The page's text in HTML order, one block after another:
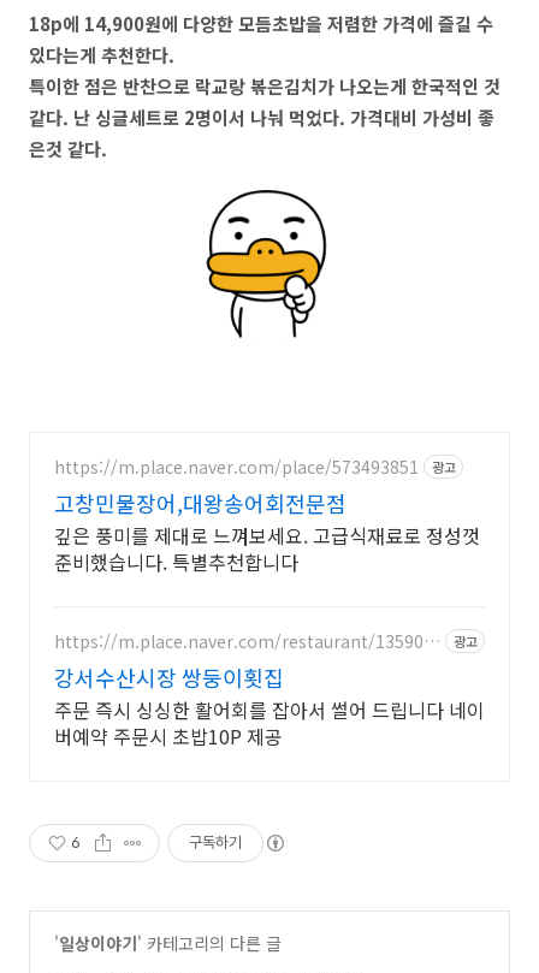
18p에 14,900원에 다양한 모듬초밥을 저렴한 가격에 즐길 수
있다는게 추천한다.
특이한 점은 반찬으로 락교랑 볶은김치가 나오는게 한국적인 것
같다. 난 싱글세트로 2명이서 나눠 먹었다. 가격대비 가성비 좋
은것 같다.
https://m.place.naver.com/place/573493851 광고
고창민물장어,대왕송어회전문점
깊은 풍미를 제대로 느껴보세요. 고급식재료로 정성껏
준비했습니다. 특별추천합니다
https://m.place.naver.com/restaurant/135900
광고
강서수산시장 쌍둥이횟집
주문 즉시 싱싱한 활어회를 잡아서 썰어 드립니다 네이
버예약 주문시 초밥10P 제공
6 구독하기
'일상이야기' 카테고리의 다른 글